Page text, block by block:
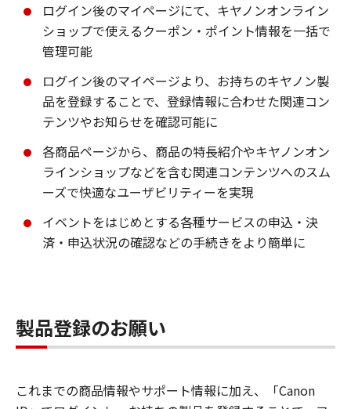
ログイン後のマイページにて、キヤノンオンライン
ショップで使えるクーポン・ポイント情報を一括で
管理可能
ログイン後のマイページより、お持ちのキヤノン製
品を登録することで、登録情報に合わせた関連コン
テンツやお知らせを確認可能に
各商品ページから、商品の特長紹介やキヤノンオン
ラインショップなどを含む関連コンテンツへのスム
ーズで快適なユーザビリティーを実現
イベントをはじめとする各種サービスの申込・決
済・申込状況の確認などの手続きをより簡単に
製品登録のお願い
これまでの商品情報やサポート情報に加え、「Canon